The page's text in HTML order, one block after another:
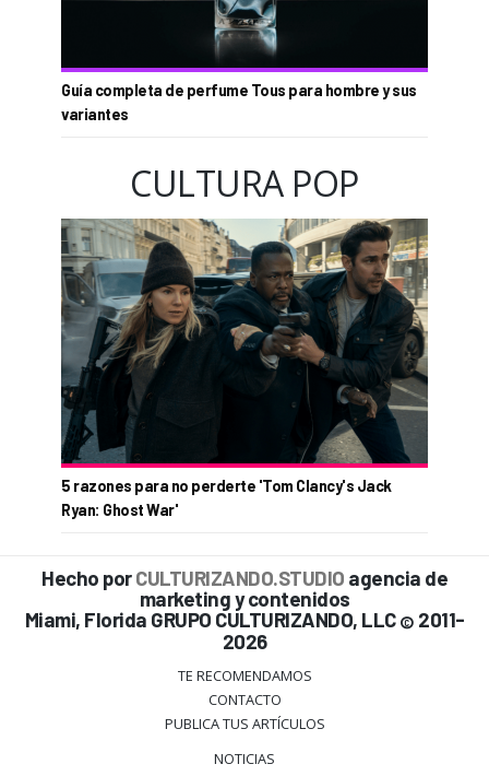
Guía completa de perfume Tous para hombre y sus
variantes
CULTURA POP
5 razones para no perderte 'Tom Clancy's Jack
Ryan: Ghost War'
Hecho porCULTURIZANDO.STUDIO agencia de
marketing y contenidos
Miami, Florida GRUPO CULTURIZANDO, LLC © 2011-
2026
TE RECOMENDAMOS
CONTACTO
PUBLICA TUS ARTÍCULOS
NOTICIAS